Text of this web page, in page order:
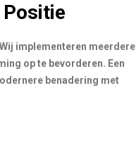
implementeren meerdere
op te bevorderen. Een
benadering met